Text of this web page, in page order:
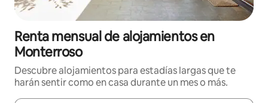
Renta mensual de alojamientos en
Monterroso
Descubre alojamientos para estadías largas que te
harán sentir como en casa durante un mes o más.